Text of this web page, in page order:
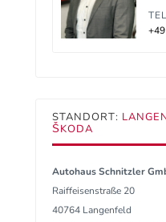
STANDORT:
ŠKODA
Autohaus Schnitzler
Raiffeisenstraße 20
40764 Langenfeld